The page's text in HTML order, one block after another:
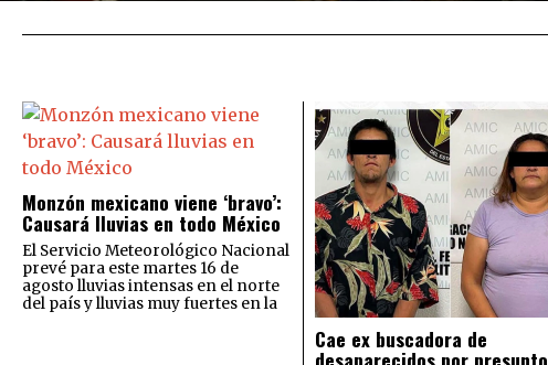
Monzón mexicano viene ‘bravo’:
Causará lluvias en todo México
El Servicio Meteorológico Nacional
prevé para este martes 16 de
agosto lluvias intensas en el norte
del país y lluvias muy fuertes en la
Cae ex buscadora de
desaparecidos por presunto